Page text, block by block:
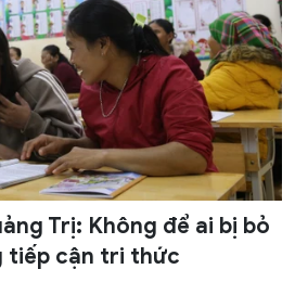
Trị: Không để ai bị bỏ
tiếp cận tri thức